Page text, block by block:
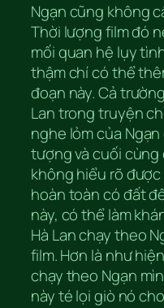
Ngạn cũng không
Thời lượng film đó
mối quan hệ lụy
thậm chí có thể
đoạn này. Cả
Lan trong truyện
nghe lỏm của
tượng và cuối cùng
không hiểu rõ được
hoàn toàn có đất
này, có thể làm
Hà Lan chạy theo
film. Hơn là như
chạy theo Ngạn
này té lọi giò nó